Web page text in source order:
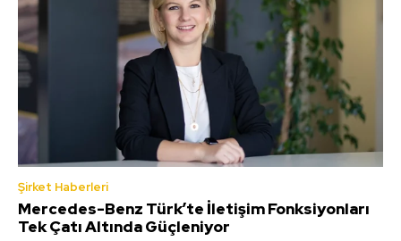
Şirket Haberleri
Mercedes-Benz Türk’te İletişim Fonksiyonları
Tek Çatı Altında Güçleniyor